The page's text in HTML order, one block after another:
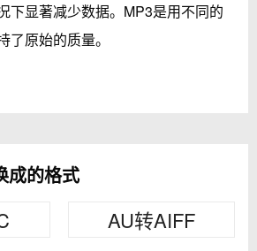
下显著减少数据。MP3是用不同的
了原始的质量。
成的格式
AU转AIFF